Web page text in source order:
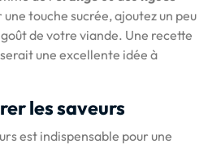
touche sucrée, ajoutez un peu
de votre viande. Une recette
serait une excellente idée à
les saveurs
est indispensable pour une